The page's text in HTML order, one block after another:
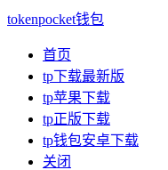
tokenpocket钱包
首页
tp下载最新版
tp苹果下载
tp正版下载
tp钱包安卓下载
关闭